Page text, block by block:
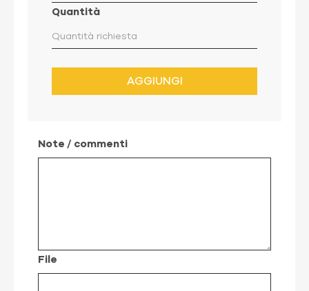
Quantità
AGGIUNGI
Note / commenti
File